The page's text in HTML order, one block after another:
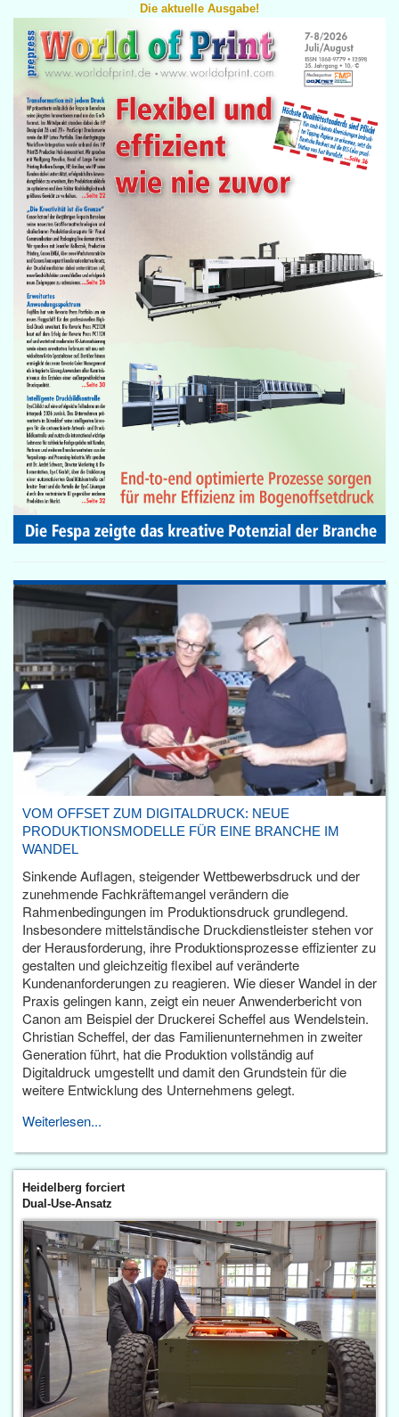
Die aktuelle Ausgabe!
VOM OFFSET ZUM DIGITALDRUCK: NEUE
PRODUKTIONSMODELLE FÜR EINE BRANCHE IM
WANDEL
Sinkende Auflagen, steigender Wettbewerbsdruck und der
zunehmende Fachkräftemangel verändern die
Rahmenbedingungen im Produktionsdruck grundlegend.
Insbesondere mittelständische Druckdienstleister stehen vor
der Herausforderung, ihre Produktionsprozesse effizienter zu
gestalten und gleichzeitig flexibel auf veränderte
Kundenanforderungen zu reagieren. Wie dieser Wandel in der
Praxis gelingen kann, zeigt ein neuer Anwenderbericht von
Canon am Beispiel der Druckerei Scheffel aus Wendelstein.
Christian Scheffel, der das Familienunternehmen in zweiter
Generation führt, hat die Produktion vollständig auf
Digitaldruck umgestellt und damit den Grundstein für die
weitere Entwicklung des Unternehmens gelegt.
Weiterlesen...
Heidelberg forciert
Dual-Use-Ansatz